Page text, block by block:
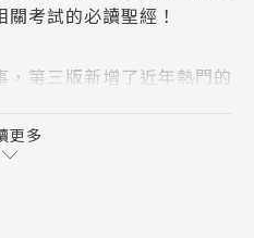
考試的必讀聖經！
第三版新增了近年熱門的
為了因應政府部會調整、跟
彙中英對照表」也加入最新
進，更加完善豐富且令人
更多